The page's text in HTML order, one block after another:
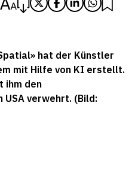
hat der Künstler
mit Hilfe von KI erstellt.
ihm den
verwehrt. (Bild: